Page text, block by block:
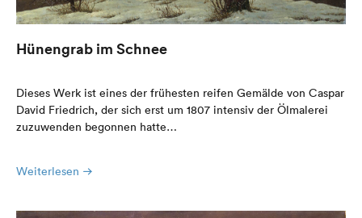
Hünengrab im Schnee
Dieses Werk ist eines der frühesten reifen Gemälde von Caspar
David Friedrich, der sich erst um 1807 intensiv der Ölmalerei
zuzuwenden begonnen hatte…
Weiterlesen